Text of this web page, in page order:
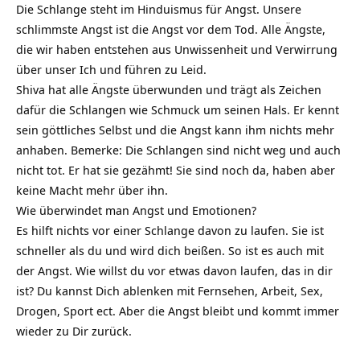
Die Schlange steht im Hinduismus für Angst. Unsere
schlimmste Angst ist die Angst vor dem Tod. Alle Ängste,
die wir haben entstehen aus Unwissenheit und Verwirrung
über unser Ich und führen zu Leid.
Shiva hat alle Ängste überwunden und trägt als Zeichen
dafür die Schlangen wie Schmuck um seinen Hals. Er kennt
sein göttliches Selbst und die Angst kann ihm nichts mehr
anhaben. Bemerke: Die Schlangen sind nicht weg und auch
nicht tot. Er hat sie gezähmt! Sie sind noch da, haben aber
keine Macht mehr über ihn.
Wie überwindet man Angst und Emotionen?
Es hilft nichts vor einer Schlange davon zu laufen. Sie ist
schneller als du und wird dich beißen. So ist es auch mit
der Angst. Wie willst du vor etwas davon laufen, das in dir
ist? Du kannst Dich ablenken mit Fernsehen, Arbeit, Sex,
Drogen, Sport ect. Aber die Angst bleibt und kommt immer
wieder zu Dir zurück.